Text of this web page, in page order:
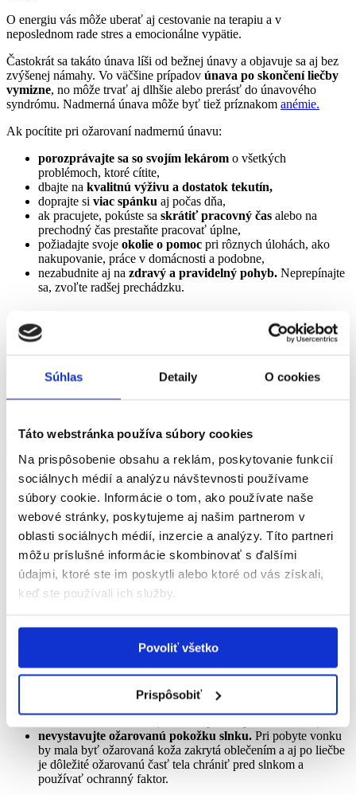
Súhlas Detaily O cookies
Táto webstránka používa súbory cookies
Na prispôsobenie obsahu a reklám, poskytovanie funkcií
sociálnych médií a analýzu návštevnosti používame
súbory cookie. Informácie o tom, ako používate naše
webové stránky, poskytujeme aj našim partnerom v
oblasti sociálnych médií, inzercie a analýzy. Títo partneri
môžu príslušné informácie skombinovať s ďalšími
údajmi, ktoré ste im poskytli alebo ktoré od vás získali,
keď ste používali ich služby.
Povoliť všetko
Prispôsobiť
O energiu vás môže uberať aj cestovanie na terapiu a v
neposlednom rade stres a emocionálne vypätie.
Častokrát sa takáto únava líši od bežnej únavy a objavuje sa aj bez
zvýšenej námahy. Vo väčšine prípadov únava po skončení liečby
vymizne, no môže trvať aj dlhšie alebo prerásť do únavového
syndrómu. Nadmerná únava môže byť tiež príznakom anémie.
Ak pocítite pri ožarovaní nadmernú únavu:
porozprávajte sa so svojím lekárom o všetkých
problémoch, ktoré cítite,
dbajte na kvalitnú výživu a dostatok tekutín,
doprajte si viac spánku aj počas dňa,
ak pracujete, pokúste sa skrátiť pracovný čas alebo na
prechodný čas prestaňte pracovať úplne,
požiadajte svoje okolie o pomoc pri rôznych úlohách, ako
nakupovanie, práce v domácnosti a podobne,
nezabudnite aj na zdravý a pravidelný pohyb. Neprepínajte
sa, zvoľte radšej prechádzku.
Strata vlasov
podľa podaného liečiva a vypadnúť môžu vlasy na celej ploche
ako pri chemoterapii. V tomto prípade závisí od toho,
prechádza lúč, môžu vlasy vypadnúť. Vo väčšine prípadov vlasy po
skončení liečby do niekoľkých mesiacov opäť narastú.
Zmeny na koži
Koža na ožarovanom mieste bývabolestivá a začervenaná
podobne ako pri spálení na slnku.Môžu sa objaviť aj výraznejšie
poškodenia, ako pľuzgiere alebo krvácanie –
každú takúto
výraznú zmenu treba konzultovať s lekárom.
dráždivej a parfumovej kozmetike,
ožarovanú kožuumývajte šetrnea nepoužívajte príliš teplú
nevystavujte ožarovanú pokožku slnku. Pri pobyte vonku
by mala byť ožarovaná koža zakrytá oblečením a aj po liečbe
je dôležité ožarovanú časť tela chrániť pred slnkom a
používať ochranný faktor.